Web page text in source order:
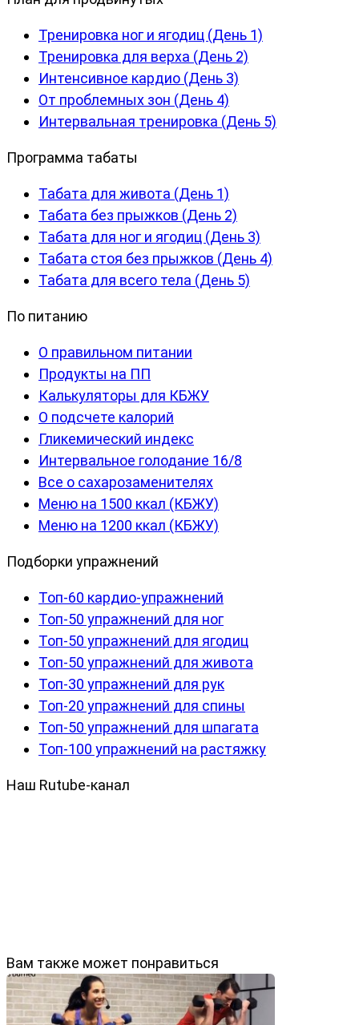
Тренировка ног и ягодиц (День 1)
Тренировка для верха (День 2)
Интенсивное кардио (День 3)
От проблемных зон (День 4)
Интервальная тренировка (День 5)
Программа табаты
Табата для живота (День 1)
Табата без прыжков (День 2)
Табата для ног и ягодиц (День 3)
Табата стоя без прыжков (День 4)
Табата для всего тела (День 5)
По питанию
О правильном питании
Продукты на ПП
Калькуляторы для КБЖУ
О подсчете калорий
Гликемический индекс
Интервальное голодание 16/8
Все о сахарозаменителях
Меню на 1500 ккал (КБЖУ)
Меню на 1200 ккал (КБЖУ)
Подборки упражнений
Топ-60 кардио-упражнений
Топ-50 упражнений для ног
Топ-50 упражнений для ягодиц
Топ-50 упражнений для живота
Топ-30 упражнений для рук
Топ-20 упражнений для спины
Топ-50 упражнений для шпагата
Топ-100 упражнений на растяжку
Наш Rutube-канал
Вам также может понравиться